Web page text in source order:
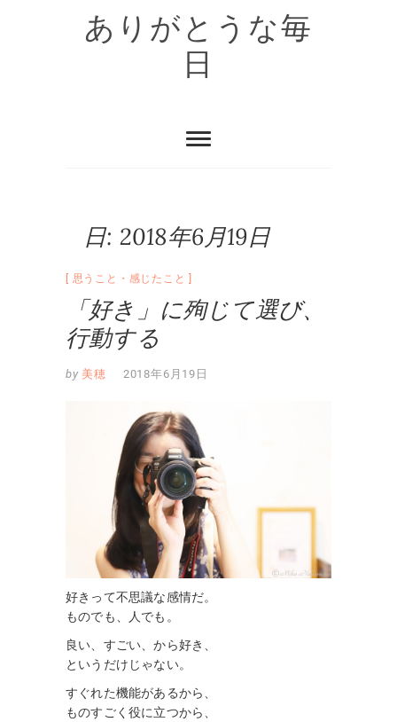
ありがとうな毎
日
日: 2018年6月19日
思うこと・感じたこと
「好き」に殉じて選び、
行動する
by 美穂 2018年6月19日
好きって不思議な感情だ。
ものでも、人でも。
良い、すごい、から好き、
というだけじゃない。
すぐれた機能があるから、
ものすごく役に立つから、